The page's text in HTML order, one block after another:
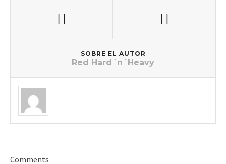
SOBRE EL AUTOR
Red Hard´n´Heavy
Comments